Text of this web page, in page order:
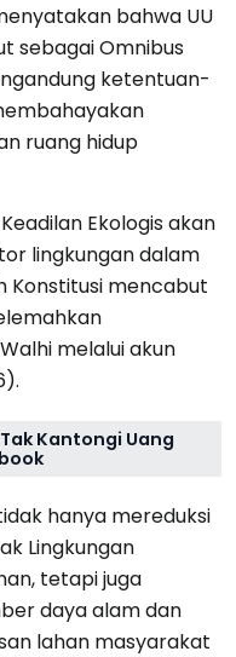
bahwa UU
sebagai Omnibus
ketentuan-
ruang hidup
Ekologis akan
lingkungan dalam
Konstitusi mencabut
melalui akun
Kantongi Uang
hanya mereduksi
Lingkungan
tetapi juga
daya alam dan
lahan masyarakat